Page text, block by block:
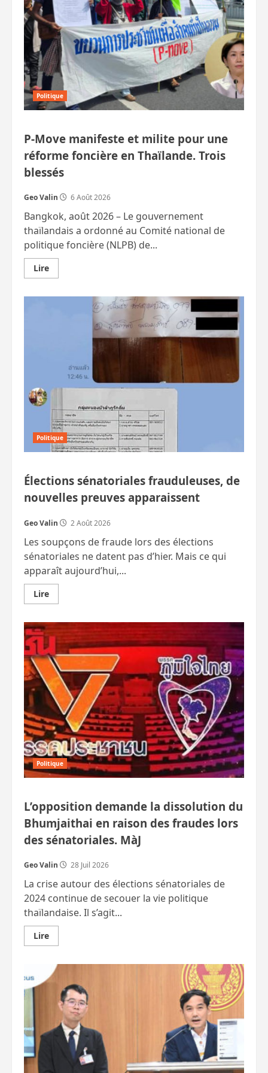
Politique
P-Move manifeste et milite pour une
réforme foncière en Thaïlande. Trois
blessés
Geo Valin 6 Août 2026
Bangkok, août 2026 – Le gouvernement
thaïlandais a ordonné au Comité national de
politique foncière (NLPB) de...
LireEn
savoir
foncière
Thaïlande.
Trois
Politique
Élections sénatoriales frauduleuses, de
nouvelles preuves apparaissent
Geo Valin 2 Août 2026
Les soupçons de fraude lors des élections
sénatoriales ne datent pas d’hier. Mais ce qui
apparaît aujourd’hui,...
LireEn
savoir
Élections
sénatoriales
frauduleuses,
de
nouvelles
preuves
apparaissent
Politique
L’opposition demande la dissolution du
Bhumjaithai en raison des fraudes lors
des sénatoriales. MàJ
Geo Valin 28 Juil 2026
La crise autour des élections sénatoriales de
2024 continue de secouer la vie politique
thaïlandaise. Il s’agit...
LireEn
savoir
L’opposition
demande
dissolution
du
Bhumjaithai
raison
des
fraudes
sénatoriales.